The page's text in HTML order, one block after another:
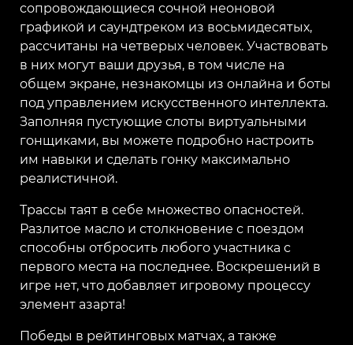
сопровождающиеся сочной неоновой
графикой и саундтреком из восьмидесятых,
рассчитаны на четверых человек. Участвовать
в них могут ваши друзья, в том числе на
общем экране, незнакомцы из онлайна и боты
под управлением искусственного интеллекта.
Заполняя пустующие слоты виртуальными
гонщиками, вы можете подробно настроить
им навыки и сделать гонку максимально
реалистичной.
Трассы таят в себе множество опасностей.
Разлитое масло и столкновение с поездом
способны отбросить любого участника с
первого места на последнее. Воскрешений в
игре нет, что добавляет игровому процессу
элемент азарта!
Победы в рейтинговых матчах, а также